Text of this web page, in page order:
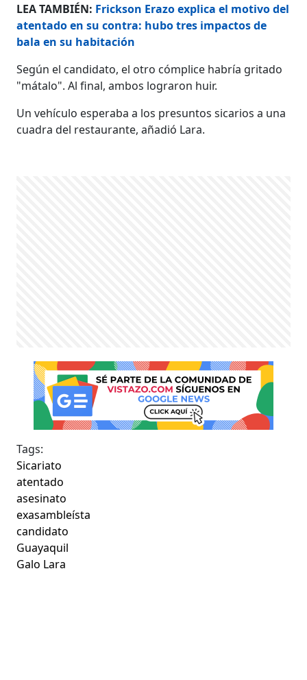
LEA TAMBIÉN: Frickson Erazo explica el motivo del
atentado en su contra: hubo tres impactos de
bala en su habitación
Según el candidato, el otro cómplice habría gritado
"mátalo". Al final, ambos lograron huir.
Un vehículo esperaba a los presuntos sicarios a una
cuadra del restaurante, añadió Lara.
Tags:
Sicariato
atentado
asesinato
exasambleísta
candidato
Guayaquil
Galo Lara